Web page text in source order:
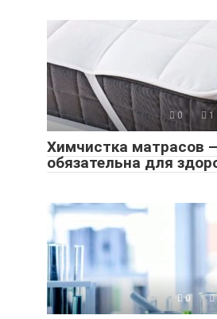
0 1
Химчистка матрасов
обязательна для
0